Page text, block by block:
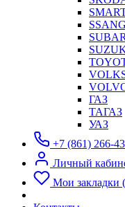
ГАЗ
ТАГАЗ
УАЗ
+7 (861) 266-
Личный
Мои закладки